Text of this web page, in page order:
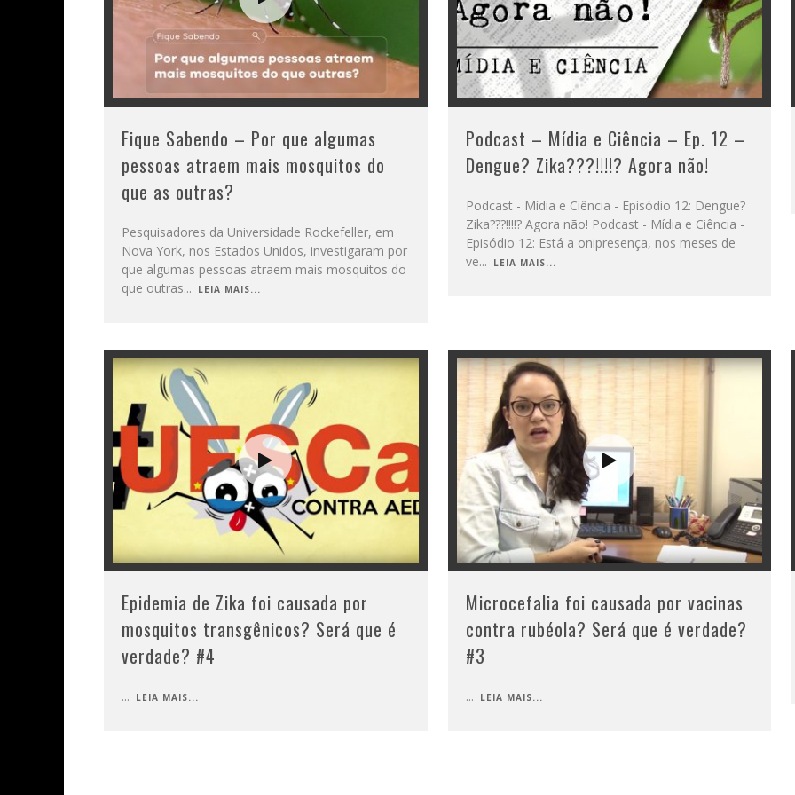
Fique Sabendo – Por que algumas
pessoas atraem mais mosquitos do
que as outras?
Pesquisadores da Universidade Rockefeller, em
Nova York, nos Estados Unidos, investigaram por
que algumas pessoas atraem mais mosquitos do
que outras... LEIA MAIS...
Podcast – Mídia e Ciência – Ep. 12 –
Dengue? Zika???!!!!? Agora não!
Podcast - Mídia e Ciência - Episódio 12: Dengue?
Zika???!!!!? Agora não! Podcast - Mídia e Ciência -
Episódio 12: Está a onipresença, nos meses de
ve... LEIA MAIS...
Epidemia de Zika foi causada por
mosquitos transgênicos? Será que é
verdade? #4
... LEIA MAIS...
Microcefalia foi causada por vacinas
contra rubéola? Será que é verdade?
#3
... LEIA MAIS...